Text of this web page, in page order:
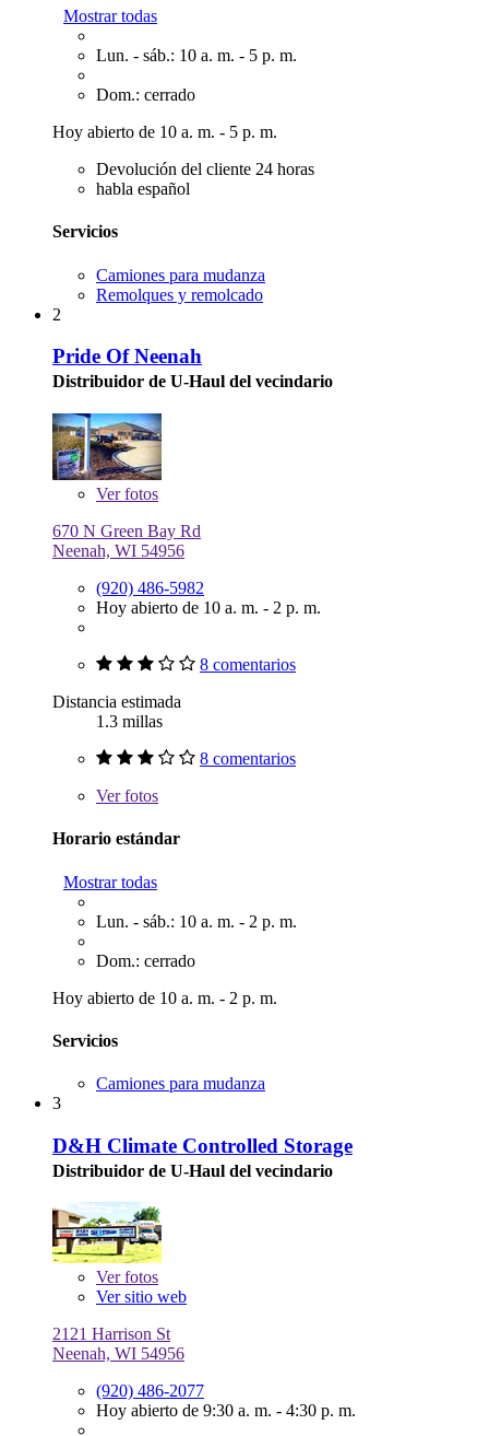
Mostrar todas
Lun. - sáb.: 10 a. m. - 5 p. m.
Dom.: cerrado
Hoy abierto de 10 a. m. - 5 p. m.
Devolución del cliente 24 horas
habla español
Servicios
Camiones para mudanza
Remolques y remolcado
2
Pride Of Neenah
Distribuidor de U-Haul del vecindario
Verfotos
670 N Green Bay Rd
Neenah, WI 54956
(920) 486-5982
Hoy abierto de 10 a. m. - 2 p. m.
8 comentarios
Distancia estimada
1.3 millas
8 comentarios
Verfotos
Horario estándar
Mostrar todas
Lun. - sáb.: 10 a. m. - 2 p. m.
Dom.: cerrado
Hoy abierto de 10 a. m. - 2 p. m.
Servicios
Camiones para mudanza
3
D&H Climate Controlled Storage
Distribuidor de U-Haul del vecindario
Verfotos
Ver sitio web
2121 Harrison St
Neenah, WI 54956
(920) 486-2077
Hoy abierto de 9:30 a. m. - 4:30 p. m.